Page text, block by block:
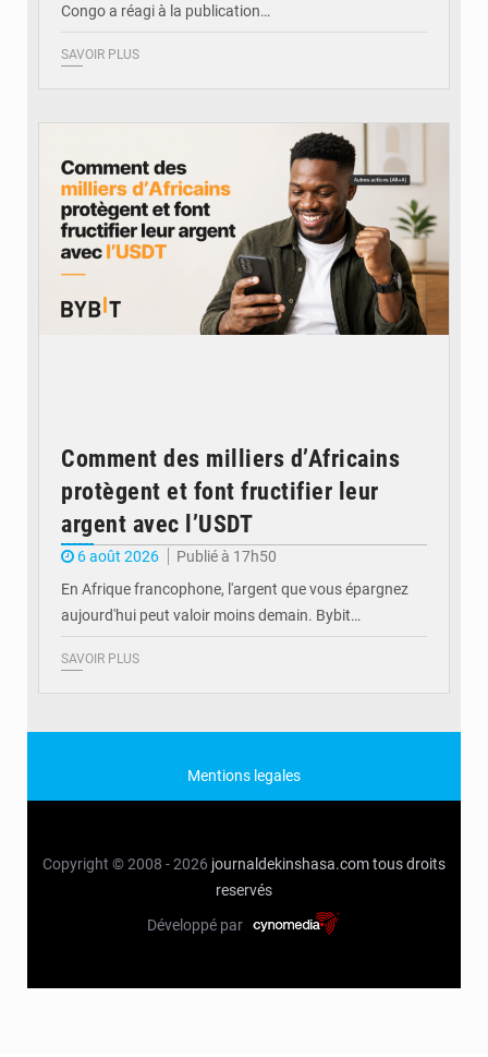
Congo a réagi à la publication…
SAVOIR PLUS
Comment des milliers d’Africains
protègent et font fructifier leur
argent avec l’USDT
6 août 2026
Publié à 17h50
En Afrique francophone, l'argent que vous épargnez
aujourd'hui peut valoir moins demain. Bybit…
SAVOIR PLUS
Mentions legales
Copyright © 2008 - 2026 journaldekinshasa.comtous droits
reservés
Développé par